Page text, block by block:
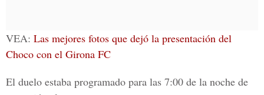
VEA: Las mejores fotos que dejó la presentación del
Choco con el Girona FC
El duelo estaba programado para las 7:00 de la noche de